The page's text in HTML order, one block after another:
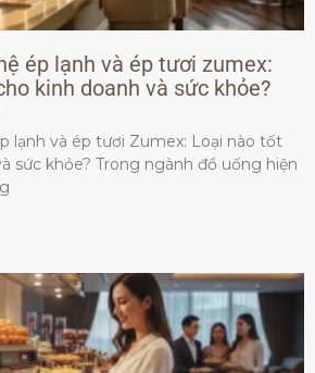
ép lạnh và ép tươi zumex:
kinh doanh và sức khỏe?
lạnh và ép tươi Zumex: Loại nào tốt
sức khỏe? Trong ngành đồ uống hiện